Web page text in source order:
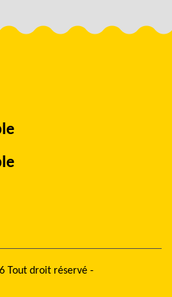
Tout droit réservé -